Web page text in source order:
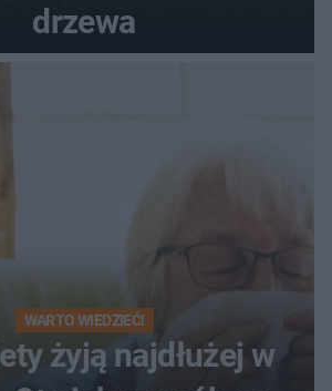
drzewa
WARTO WIEDZIEĆ!
żyją najdłużej w